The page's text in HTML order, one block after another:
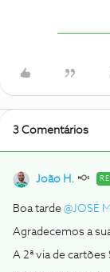
3 Comentários
João H.
Boa tarde @JOSÉ
Agradecemos a
A 2ª via de